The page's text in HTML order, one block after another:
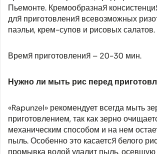
Пьемонте. Кремообразная
для приготовления всевозможных
паэльи, крем-супов и рисовых салатов.
Время приготовления – 20-30 мин.
Нужно ли мыть рис перед
«Rapunzel» рекомендует всегда мыть
приготовлением, так как зерно
механическим способом и на нем
пыль. Особенно это касается белого
промывка водой удалит пыль, осевшую